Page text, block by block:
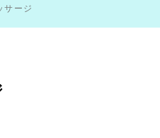
ージ
はこちら